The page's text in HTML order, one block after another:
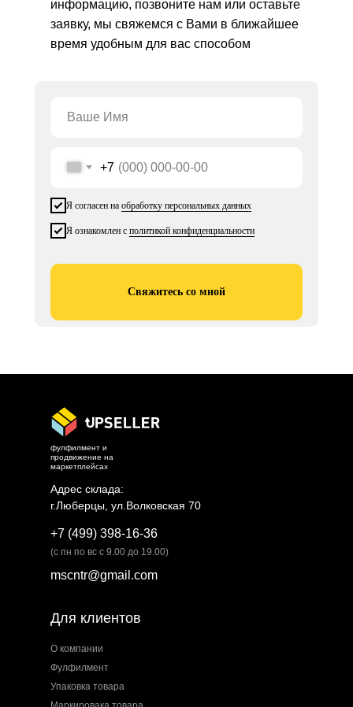
информацию, позвоните нам или оставьте
заявку, мы свяжемся с Вами в ближайшее
время удобным для вас способом
+7
Я согласен на обработку персональных данных
Я ознакомлен с политикой конфиденциальности
Свяжитесь со мной
Упаковка товара
Фулфилмент
О компании
Для клиентов
Адрес склада:
г.Люберцы, ул.Волковская 70
+7 (499) 398-16-36
(с пн по вс с 9.00 до 19.00)
mscntr@gmail.com
фулфилмент и
продвижение на
маркетплейсах